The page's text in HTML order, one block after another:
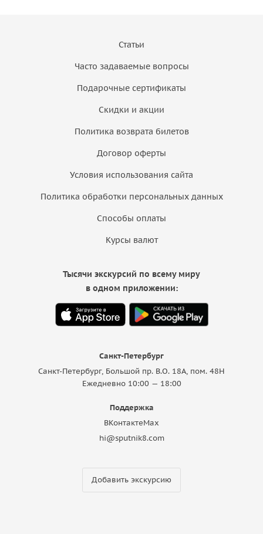
Статьи
Часто задаваемые вопросы
Подарочные сертификаты
Скидки и акции
Политика возврата билетов
Договор оферты
Условия использования сайта
Политика обработки персональных данных
Способы оплаты
Курсы валют
Санкт-Петербург
Санкт-Петербург, Большой пр. В.О. 18A, пом. 48Н
Ежедневно 10:00 — 18:00
Поддержка
ВКонтактеMax
hi@sputnik8.com
Добавить экскурсию
Тысячи экскурсий по всему миру
в одном приложении: